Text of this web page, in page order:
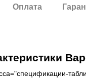
Оплата